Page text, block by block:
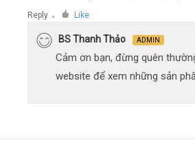
Reply ● Like
BS Thanh Thảo ADMIN
Cảm ơn bạn, đừng quên
website để xem những sản